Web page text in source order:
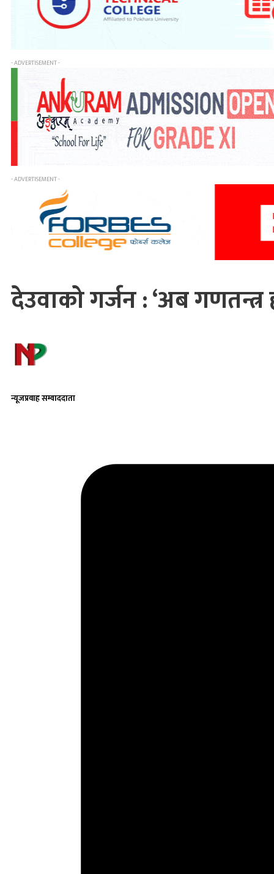
- ADVERTISEMENT -
- ADVERTISEMENT -
देउवाको गर्जन : ‘अब गणतन्त्र
न्यूजप्रवाह सम्वाददाता